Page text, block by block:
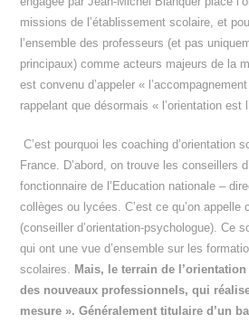
missions de l’établissement scolaire, et
l’ensemble des professeurs (et pas
principaux) comme acteurs majeurs de la
est convenu d’appeler «
rappelant que désormais « l’orientation est
C’est pourquoi les coaching d’orientation
France. D’abord, on trouve les conseillers
fonctionnaire de l’Education nationale –
collèges ou lycées. C’est ce qu’on appelle
(conseiller d’orientation-psychologue). Ce
qui ont une vue d’ensemble sur les
scolaires. Mais, le terrain de
des nouveaux professionnels, qui
mesure ». Généralement titulaire d’un